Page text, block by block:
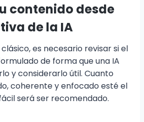
contenido desde
de la IA
clásico, es necesario revisar si el
de forma que una IA
y considerarlo útil. Cuanto
coherente y enfocado esté el
será ser recomendado.